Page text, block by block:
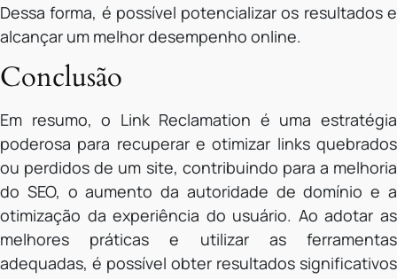
Dessa forma, é possível potencializar os resultados e
alcançar um melhor desempenho online.
Conclusão
Em resumo, o Link Reclamation é uma estratégia
poderosa para recuperar e otimizar links quebrados
ou perdidos de um site, contribuindo para a melhoria
do SEO, o aumento da autoridade de domínio e a
otimização da experiência do usuário. Ao adotar as
melhores práticas e utilizar as ferramentas
adequadas, é possível obter resultados significativos